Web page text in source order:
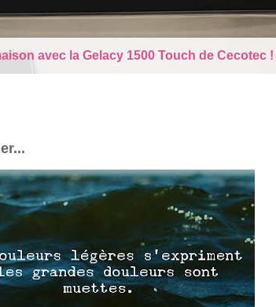
Dream la Licorne : La poupée qui pleure